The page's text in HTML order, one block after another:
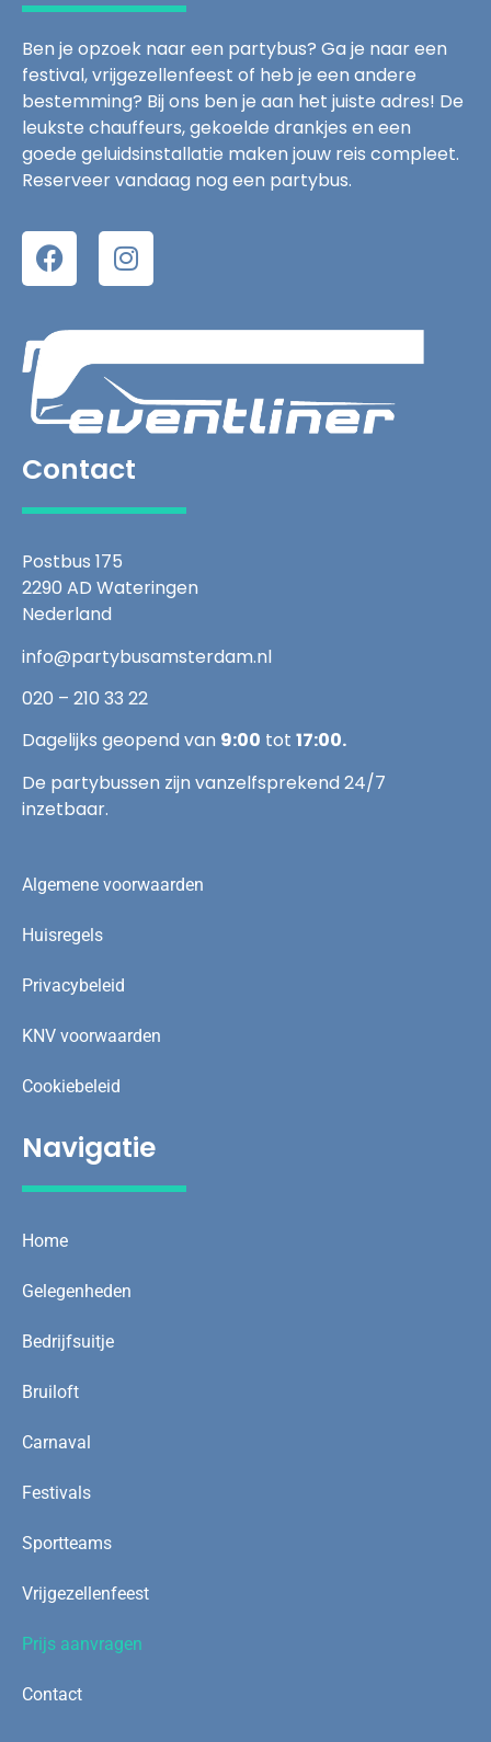
Ben je opzoek naar een partybus? Ga je naar een
festival, vrijgezellenfeest of heb je een andere
bestemming? Bij ons ben je aan het juiste adres! De
leukste chauffeurs, gekoelde drankjes en een
goede geluidsinstallatie maken jouw reis compleet.
Reserveer vandaag nog een partybus.
Contact
Postbus 175
2290 AD Wateringen
Nederland
info@partybusamsterdam.nl
020 – 210 33 22
Dagelijks geopend van 9:00 tot 17:00.
De partybussen zijn vanzelfsprekend 24/7
inzetbaar.
Algemene voorwaarden
Huisregels
Privacybeleid
KNV voorwaarden
Cookiebeleid
Navigatie
Home
Gelegenheden
Bedrijfsuitje
Bruiloft
Carnaval
Festivals
Sportteams
Vrijgezellenfeest
Prijs aanvragen
Contact